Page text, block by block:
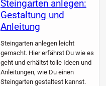
Steingarten anlegen:
Gestaltung und
Anleitung
Steingarten anlegen leicht
gemacht. Hier erfährst Du wie es
geht und erhältst tolle Ideen und
Anleitungen, wie Du einen
Steingarten gestaltest kannst.